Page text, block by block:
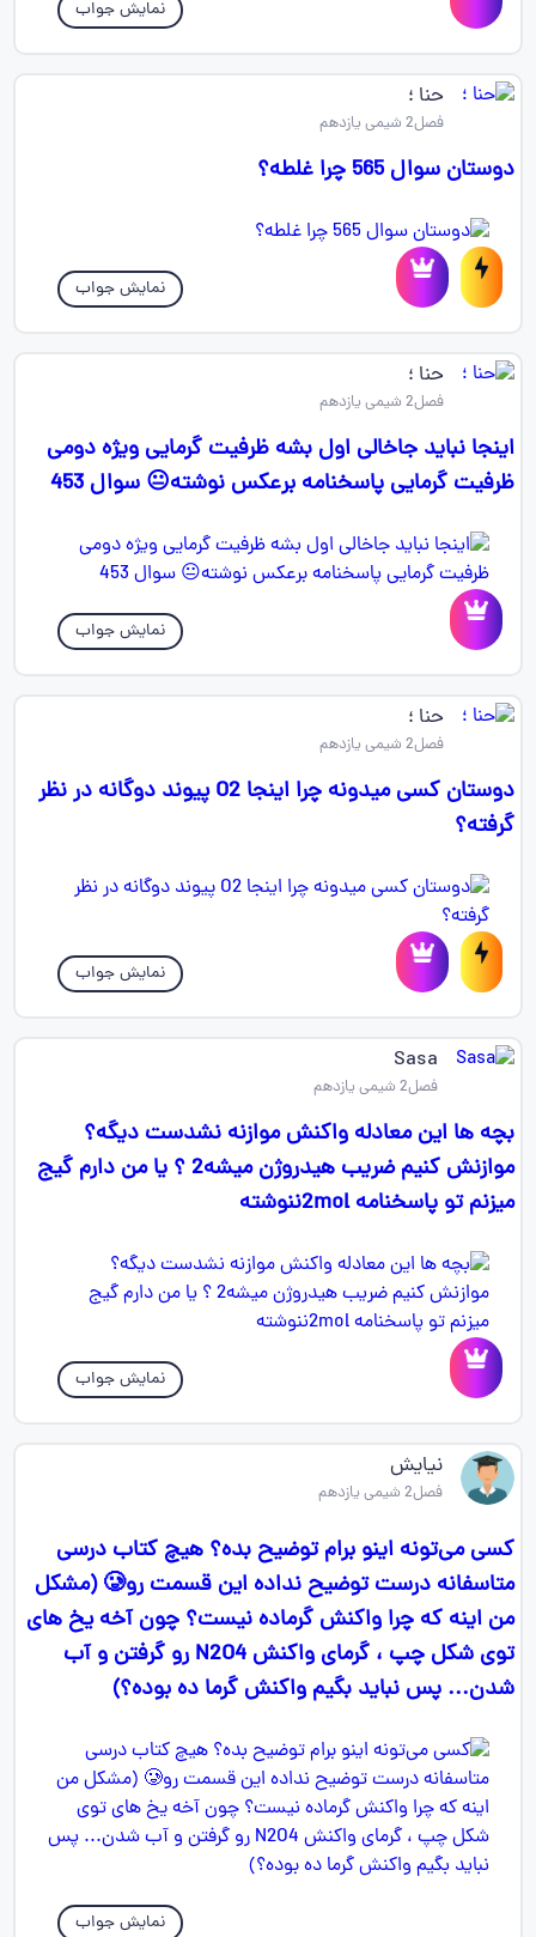
نمایش جواب
حنا ؛
فصل2 شیمی یازدهم
دوستان سوال 565 چرا غلطه؟
نمایش جواب
حنا ؛
فصل2 شیمی یازدهم
اینجا نباید جاخالی اول بشه ظرفیت گرمایی ویژه دومی
ظرفیت گرمایی پاسخنامه برعکس نوشته😐 سوال 453
نمایش جواب
حنا ؛
فصل2 شیمی یازدهم
دوستان کسی میدونه چرا اینجا O2 پیوند دوگانه در نظر
گرفته؟
نمایش جواب
Sasa
فصل2 شیمی یازدهم
بچه ها این معادله واکنش موازنه نشدست دیگه؟
موازنش کنیم ضریب هیدروژن میشه2 ؟ یا من دارم گیج
میزنم تو پاسخنامه 2molننوشته
نمایش جواب
نیایش
فصل2 شیمی یازدهم
کسی می‌تونه اینو برام توضیح بده؟ هیچ کتاب درسی
متاسفانه درست توضیح نداده این قسمت رو🥲 (مشکل
من اینه که چرا واکنش گرماده نیست؟ چون آخه یخ های
توی شکل چپ ، گرمای واکنش N2O4 رو گرفتن و آب
شدن... پس نباید بگیم واکنش گرما ده بوده؟)
نمایش جواب